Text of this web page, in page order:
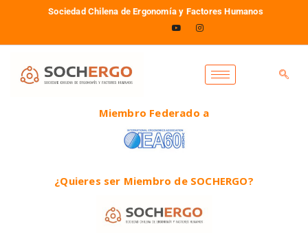
Sociedad Chilena de Ergonomía y Factores Humanos
Miembro Federado a
¿Quieres ser Miembro de SOCHERGO?